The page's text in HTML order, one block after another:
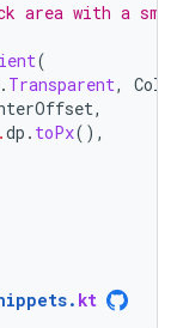
area with a
(
. Transparent,
,
dp . toPx(),
. kt